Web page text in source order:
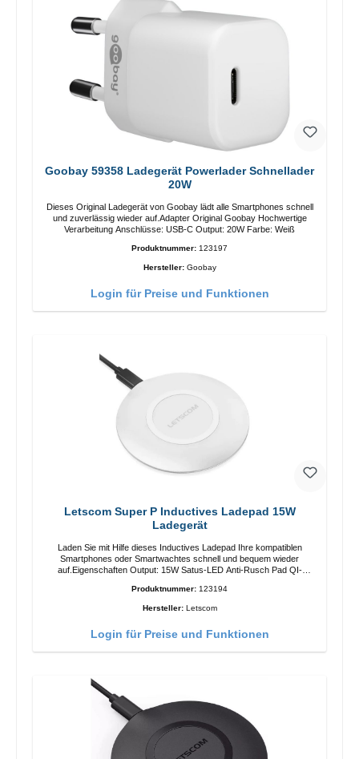
Goobay 59358 Ladegerät Powerlader Schnellader
20W
Dieses Original Ladegerät von Goobay lädt alle Smartphones schnell
und zuverlässig wieder auf.Adapter Original Goobay Hochwertige
Verarbeitung Anschlüsse: USB-C Output: 20W Farbe: Weiß
Produktnummer: 123197
Hersteller: Goobay
Login für Preise und Funktionen
Letscom Super P Inductives Ladepad 15W
Ladegerät
Laden Sie mit Hilfe dieses Inductives Ladepad Ihre kompatiblen
Smartphones oder Smartwachtes schnell und bequem wieder
auf.Eigenschaften Output: 15W Satus-LED Anti-Rusch Pad QI-
Produktnummer: 123194
Hersteller: Letscom
Login für Preise und Funktionen